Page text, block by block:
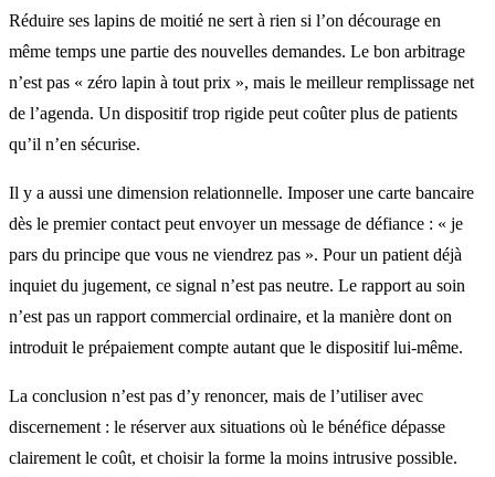
Réduire ses lapins de moitié ne sert à rien si l’on décourage en
même temps une partie des nouvelles demandes. Le bon arbitrage
n’est pas « zéro lapin à tout prix », mais le meilleur remplissage net
de l’agenda. Un dispositif trop rigide peut coûter plus de patients
qu’il n’en sécurise.
Il y a aussi une dimension relationnelle. Imposer une carte bancaire
dès le premier contact peut envoyer un message de défiance : « je
pars du principe que vous ne viendrez pas ». Pour un patient déjà
inquiet du jugement, ce signal n’est pas neutre. Le rapport au soin
n’est pas un rapport commercial ordinaire, et la manière dont on
introduit le prépaiement compte autant que le dispositif lui-même.
La conclusion n’est pas d’y renoncer, mais de l’utiliser avec
discernement : le réserver aux situations où le bénéfice dépasse
clairement le coût, et choisir la forme la moins intrusive possible.